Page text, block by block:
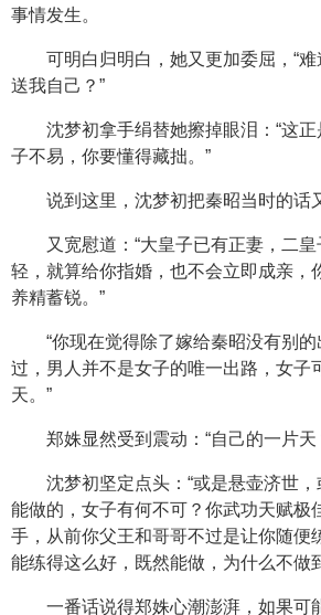
事情发生。
可明白归明白，她又更加委屈，“
送我自己？”
沈梦初拿手绢替她擦掉眼泪：“这
子不易，你要懂得藏拙。”
说到这里，沈梦初把秦昭当时的话
又宽慰道：“大皇子已有正妻，二
轻，就算给你指婚，也不会立即成亲，
养精蓄锐。”
“你现在觉得除了嫁给秦昭没有别
过，男人并不是女子的唯一出路，女子
天。”
郑姝显然受到震动：“自己的一片天
沈梦初坚定点头：“或是悬壶济世
能做的，女子有何不可？你武功天赋极
手，从前你父王和哥哥不过是让你随便
能练得这么好，既然能做，为什么不做
一番话说得郑姝心潮澎湃，如果可